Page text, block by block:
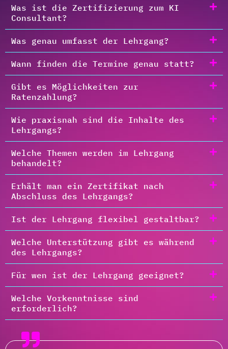
Was ist die Zertifizierung zum KI
Consultant?
Was genau umfasst der Lehrgang?
Wann finden die Termine genau statt?
Gibt es Möglichkeiten zur
Ratenzahlung?
Wie praxisnah sind die Inhalte des
Lehrgangs?
Welche Themen werden im Lehrgang
behandelt?
Erhält man ein Zertifikat nach
Abschluss des Lehrgangs?
Ist der Lehrgang flexibel gestaltbar?
Welche Unterstützung gibt es während
des Lehrgangs?
Für wen ist der Lehrgang geeignet?
Welche Vorkenntnisse sind
erforderlich?